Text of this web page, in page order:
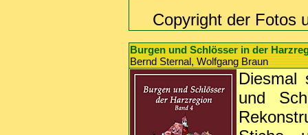
Copyright der Fotos
Burgen und Schlösser in der
Bernd Sternal, Wolfgang Braun
Diesmal
und